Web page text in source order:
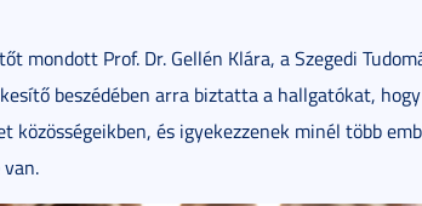
mondott Prof. Dr. Gellén Klára, a Szegedi
beszédében arra biztatta a hallgatókat,
közösségeikben, és igyekezzenek minél több